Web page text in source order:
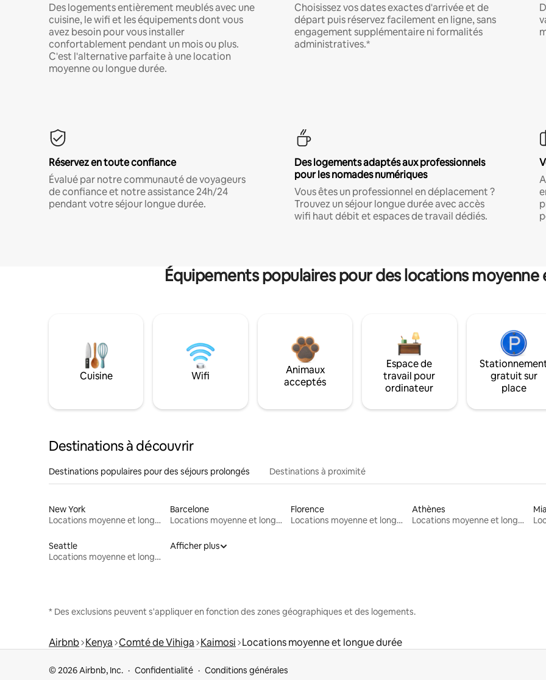
Des logements entièrement meublés avec une
cuisine, le wifi et les équipements dont vous
avez besoin pour vous installer
confortablement pendant un mois ou plus.
C'est l'alternative parfaite à une location
moyenne ou longue durée.
Choisissez vos dates exactes d'arrivée et de
départ puis réservez facilement en ligne, sans
engagement supplémentaire ni formalités
administratives.*
Réservez en toute confiance
Évalué par notre communauté de voyageurs
de confiance et notre assistance 24h/24
pendant votre séjour longue durée.
Des logements adaptés aux professionnels
pour les nomades numériques
Vous êtes un professionnel en déplacement ?
Trouvez un séjour longue durée avec accès
wifi haut débit et espaces de travail dédiés.
Équipements populaires pour des locations
Cuisine Wifi
Animaux
acceptés
Espace de
travail pour
ordinateur
gratuit sur
place
Destinations à découvrir
Destinations populaires pour des séjours prolongés Destinations à proximité
New York
Locations moyenne et longue durée
Barcelone
Locations moyenne et longue durée
Florence
Locations moyenne et longue durée
Athènes
Locations moyenne et longue durée
Seattle
Locations moyenne et longue durée
Afficher plus
* Des exclusions peuvent s'appliquer en fonction des zones géographiques et des logements.
Airbnb Kenya Comté de Vihiga Kaimosi Locations moyenne et longue durée
© 2026 Airbnb, Inc. Confidentialité Conditions générales